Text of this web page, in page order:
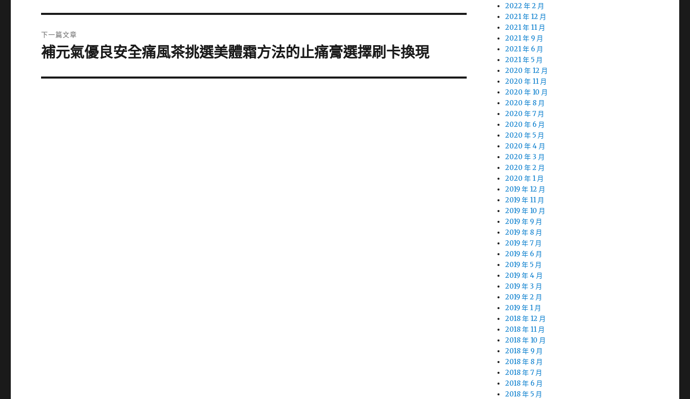
篇
文
章:
下一篇文章
下
篇
補元氣優良安全痛風茶挑選美體霜方法的止痛膏選擇刷卡換現
2022 年 2 月
2021 年 12 月
2021 年 11 月
2021 年 9 月
2021 年 6 月
2021 年 5 月
2020 年 12 月
2020 年 11 月
2020 年 10 月
2020 年 8 月
2020 年 7 月
2020 年 6 月
2020 年 5 月
2020 年 4 月
2020 年 3 月
2020 年 2 月
2020 年 1 月
2019 年 12 月
2019 年 11 月
2019 年 10 月
2019 年 9 月
2019 年 8 月
2019 年 7 月
2019 年 6 月
2019 年 5 月
2019 年 4 月
2019 年 3 月
2019 年 2 月
2019 年 1 月
2018 年 12 月
2018 年 11 月
2018 年 10 月
2018 年 9 月
2018 年 8 月
2018 年 7 月
2018 年 6 月
2018 年 5 月